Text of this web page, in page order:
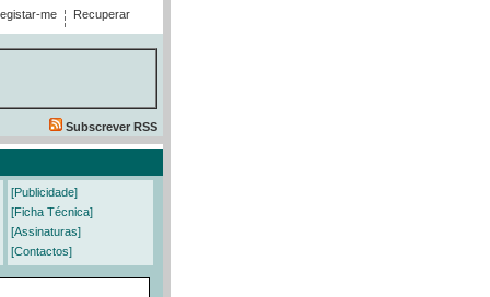
me
Recuperar
Subscrever RSS
[Publicidade]
[Ficha Técnica]
[Assinaturas]
[Contactos]